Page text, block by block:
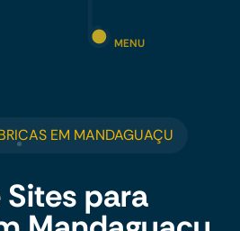
MENU
EM MANDAGUAÇU
para